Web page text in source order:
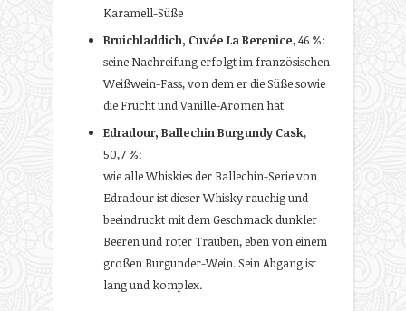
Karamell-Süße
Bruichladdich, Cuvée La Berenice, 46 %:
seine Nachreifung erfolgt im französischen
Weißwein-Fass, von dem er die Süße sowie
die Frucht und Vanille-Aromen hat
Edradour, Ballechin Burgundy Cask,
50,7 %:
wie alle Whiskies der Ballechin-Serie von
Edradour ist dieser Whisky rauchig und
beeindruckt mit dem Geschmack dunkler
Beeren und roter Trauben, eben von einem
großen Burgunder-Wein. Sein Abgang ist
lang und komplex.